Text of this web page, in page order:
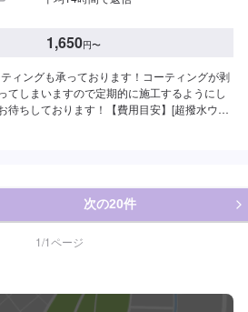
1,650円〜
ィングも承っております！コーティングが剥
てしまいますので定期的に施工するようにし
待ちしております！【費用目安】[超撥水ウィ
次の20件
1/1ページ